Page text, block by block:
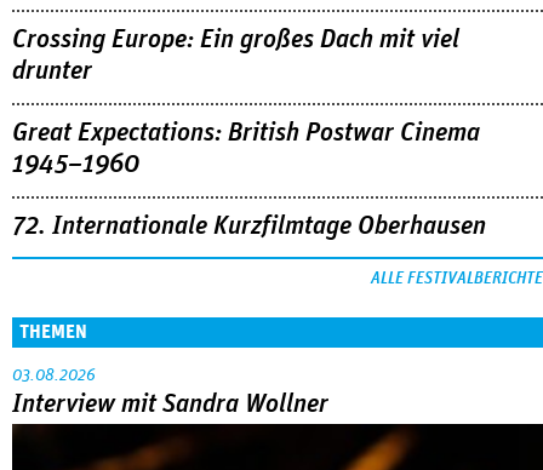
Crossing Europe: Ein großes Dach mit viel
drunter
Great Expectations: British Postwar Cinema
1945–1960
72. Internationale Kurzfilmtage Oberhausen
ALLE FESTIVALBERICHTE
THEMEN
03.08.2026
Interview mit Sandra Wollner